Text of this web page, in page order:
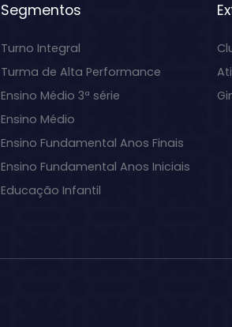
Segmentos
Turno Integral
Turma de Alta Performance
Ensino Médio 3ª série
Ensino Médio
Ensino Fundamental Anos Finais
Ensino Fundamental Anos Iniciais
Educação Infantil